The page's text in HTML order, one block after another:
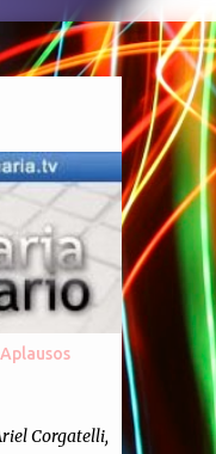
Corgatelli,